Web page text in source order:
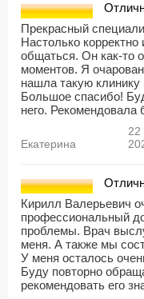
Прекрасный
Настолько
общаться. Он как-то
моментов. Я
нашла такую клинику
Большое спасибо!
него. Рекомендовала
Екатерина
22
Кирилл Валерьевич
профессиональный
проблемы. Врач
меня. А также мы
У меня осталось
Буду повторно
рекомендовать его